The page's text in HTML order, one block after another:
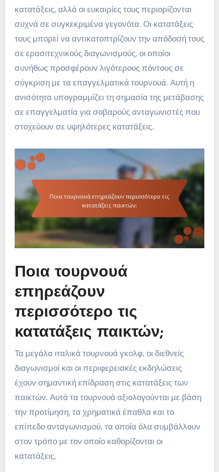
κατατάξεις, αλλά οι ευκαιρίες τους περιορίζονται
συχνά σε συγκεκριμένα γεγονότα. Οι κατατάξεις
τους μπορεί να αντικατοπτρίζουν την απόδοσή τους
σε ερασιτεχνικούς διαγωνισμούς, οι οποίοι
συνήθως προσφέρουν λιγότερους πόντους σε
σύγκριση με τα επαγγελματικά τουρνουά. Αυτή η
ανισότητα υπογραμμίζει τη σημασία της μετάβασης
σε επαγγελματία για σοβαρούς ανταγωνιστές που
στοχεύουν σε υψηλότερες κατατάξεις.
Ποια τουρνουά
επηρεάζουν
περισσότερο τις
κατατάξεις παικτών;
Τα μεγάλα ιταλικά τουρνουά γκολφ, οι διεθνείς
διαγωνισμοί και οι περιφερειακές εκδηλώσεις
έχουν σημαντική επίδραση στις κατατάξεις των
παικτών. Αυτά τα τουρνουά αξιολογούνται με βάση
την προτίμηση, τα χρηματικά έπαθλα και το
επίπεδο ανταγωνισμού, τα οποία όλα συμβάλλουν
στον τρόπο με τον οποίο καθορίζονται οι
κατατάξεις.